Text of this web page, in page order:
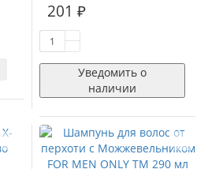
201 ₽
Уведомить о
наличии